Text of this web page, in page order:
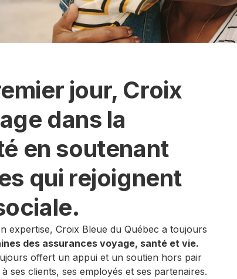
jour, Croix
dans la
en soutenant
qui rejoignent
expertise, Croix Bleue du Québec a toujours
des assurances voyage, santé et vie.
offert un appui et un soutien hors pair
ses clients, ses employés et ses partenaires.